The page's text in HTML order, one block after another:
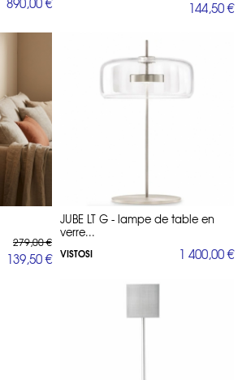
144,50 €
279,00 €
139,50 €
JUBE LT G - lampe de table en
verre...
VISTOSI 1 400,00 €